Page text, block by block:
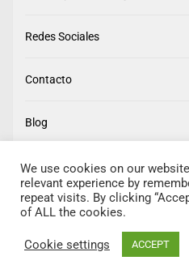
Redes Sociales
Contacto
Blog
We use cookies on our
relevant experience by
repeat visits. By clicking
of ALL the cookies.
Cookie settings ACCEPT